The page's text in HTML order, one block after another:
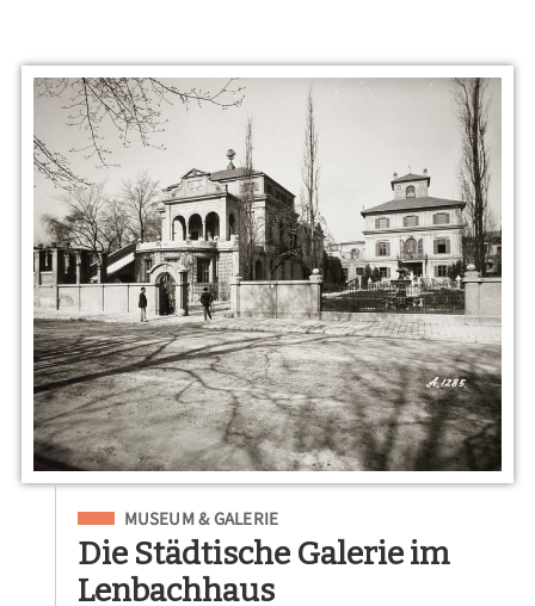
Eingeordnet unter
MUSEUM & GALERIE
Die Städtische Galerie im
Lenbachhaus